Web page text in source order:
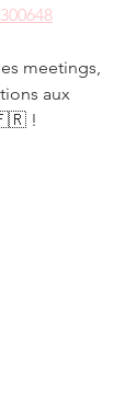
meetings,
aux
🇫🇷 !